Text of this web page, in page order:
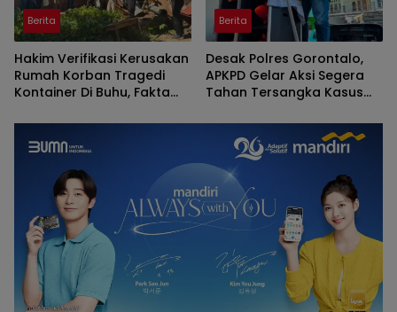
Berita
Hakim Verifikasi Kerusakan
Rumah Korban Tragedi
Kontainer Di Buhu, Fakta
Gugatan
Berita
Desak Polres Gorontalo,
APKPD Gelar Aksi Segera
Tahan Tersangka Kasus